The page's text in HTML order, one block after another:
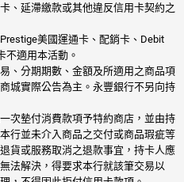
、延滯繳款或其他違反信用卡契約之
美國運通卡、配銷卡、Debit
不適用本活動。
、分期期數、金額及所適用之商品項
城實際公告為主。永豐銀行不另向持
次墊付消費款項予特約商店，並由持
行並未介入商品之交付或商品瑕疵等
貨或服務取消之退款事宜，持卡人應
法解決，得要求本行就該筆交易以